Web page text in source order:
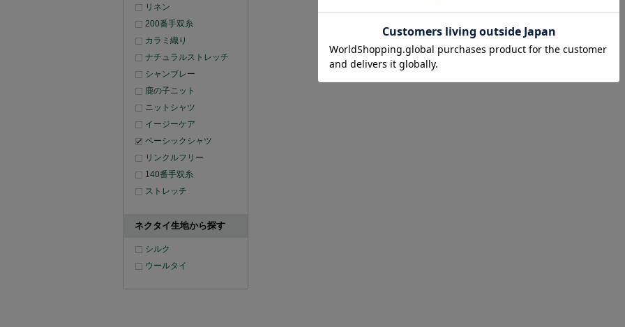
リネン
200番手双糸
カラミ織り
ナチュラルストレッチ
シャンブレー
鹿の子ニット
ニットシャツ
イージーケア
ベーシックシャツ
リンクルフリー
140番手双糸
ストレッチ
ネクタイ生地から探す
シルク
ウールタイ